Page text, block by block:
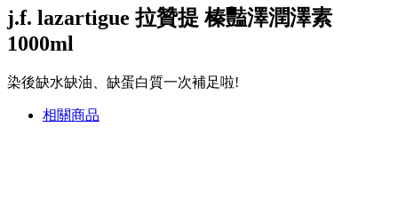
j.f. lazartigue 拉贊提 榛豔澤潤澤素
1000ml
染後缺水缺油、缺蛋白質一次補足啦!
相關商品